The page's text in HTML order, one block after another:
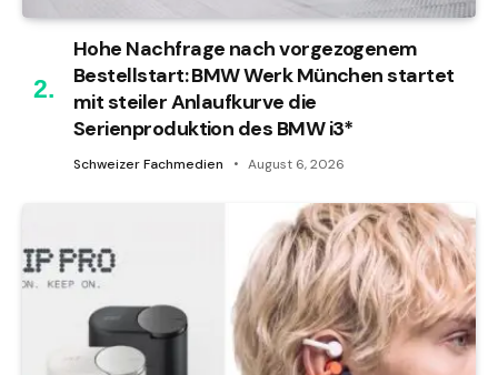
Hohe Nachfrage nach vorgezogenem
Bestellstart: BMW Werk München startet
mit steiler Anlaufkurve die
Serienproduktion des BMW i3*
Schweizer Fachmedien August 6, 2026